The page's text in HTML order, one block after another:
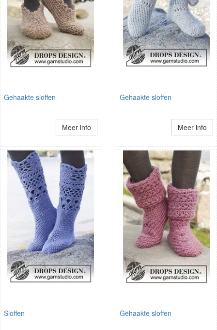
Gehaakte sloffen
Meer info
Gehaakte sloffen
Meer info
Sloffen Gehaakte sloffen